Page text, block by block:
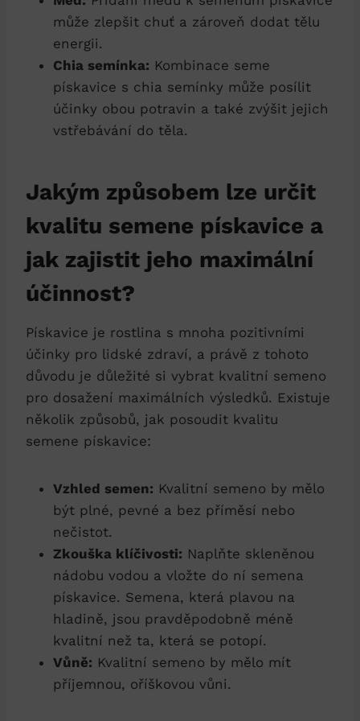
může zlepšit chuť a zároveň dodat tělu
energii.
Chia semínka: Kombinace seme
pískavice s chia semínky může posílit
účinky obou potravin a také zvýšit jejich
vstřebávání do těla.
Jakým způsobem lze určit
kvalitu semene pískavice a
jak zajistit jeho maximální
účinnost?
Pískavice je rostlina s mnoha pozitivními
účinky pro lidské zdraví, a právě z tohoto
důvodu je důležité si vybrat kvalitní semeno
pro dosažení maximálních výsledků. Existuje
několik způsobů, jak posoudit kvalitu
semene pískavice:
Vzhled semen: Kvalitní semeno by mělo
být plné, pevné a bez příměsí nebo
nečistot.
Zkouška klíčivosti: Naplňte skleněnou
nádobu vodou a vložte do ní semena
pískavice. Semena, která plavou na
hladině, jsou pravděpodobně méně
kvalitní než ta, která se potopí.
Vůně: Kvalitní semeno by mělo mít
příjemnou, oříškovou vůni.